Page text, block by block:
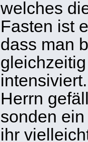
welches
Fasten ist
dass man
Herrn
sonden
ihr